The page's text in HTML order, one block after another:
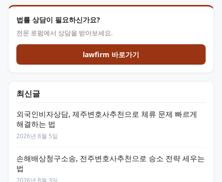
법률 상담이 필요하신가요?
전문 로펌에서 상담을 받아보세요.
lawfirm 바로가기
최신글
외국인비자상담, 제주변호사추천으로 체류 문제 빠르게
해결하는 법
2026년 8월 5일
손해배상청구소송, 전주변호사추천으로 승소 전략 세우는
법
2026년 8월 3일